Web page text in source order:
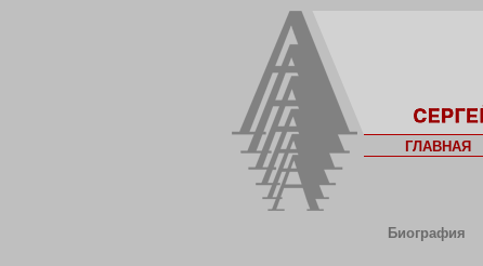
ГЛАВНАЯ
Биография